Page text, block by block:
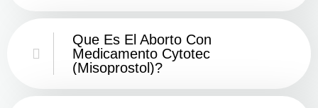
Que Es El Aborto Con
Medicamento Cytotec
(misoprostol)?